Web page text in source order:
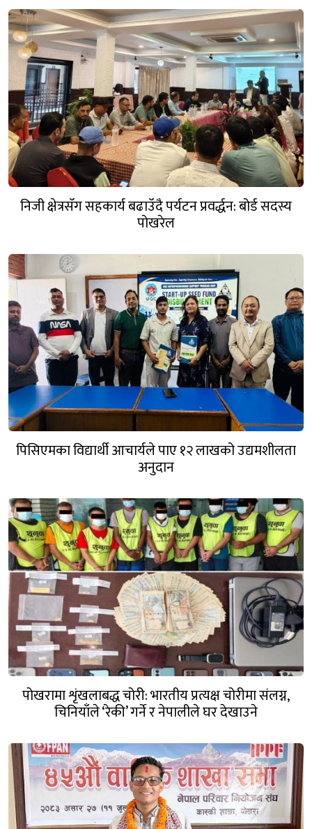
निजी क्षेत्रसँग सहकार्य बढाउँदै पर्यटन प्रवर्द्धन: बोर्ड सदस्य
पोखरेल
पिसिएमका विद्यार्थी आचार्यले पाए १२ लाखको उद्यमशीलता
अनुदान
पोखरामा शृंखलाबद्ध चोरी: भारतीय प्रत्यक्ष चोरीमा संलग्न,
चिनियाँले ‘रेकी’ गर्ने र नेपालीले घर देखाउने